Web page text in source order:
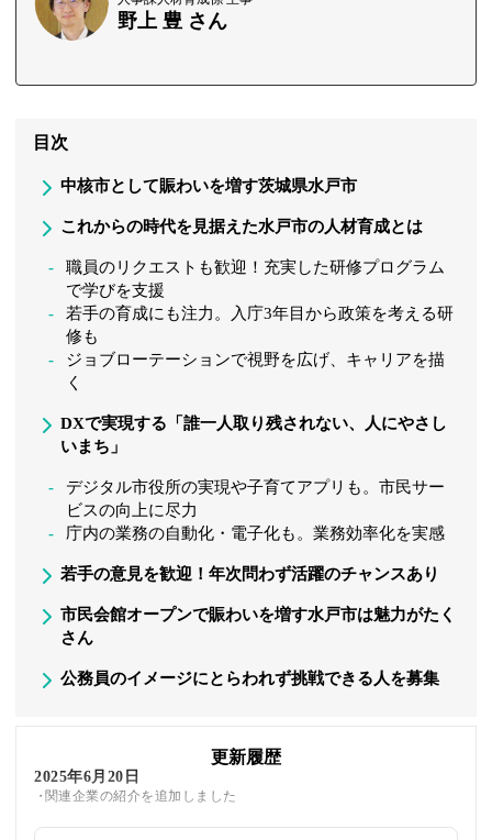
野上 豊 さん
目次
中核市として賑わいを増す茨城県水戸市
これからの時代を見据えた水戸市の人材育成とは
職員のリクエストも歓迎！充実した研修プログラム
で学びを支援
若手の育成にも注力。入庁3年目から政策を考える研
修も
ジョブローテーションで視野を広げ、キャリアを描
く
DXで実現する「誰一人取り残されない、人にやさし
いまち」
デジタル市役所の実現や子育てアプリも。市民サー
ビスの向上に尽力
庁内の業務の自動化・電子化も。業務効率化を実感
若手の意見を歓迎！年次問わず活躍のチャンスあり
市民会館オープンで賑わいを増す水戸市は魅力がたく
さん
公務員のイメージにとらわれず挑戦できる人を募集
更新履歴
2025年6月20日
関連企業の紹介を追加しました